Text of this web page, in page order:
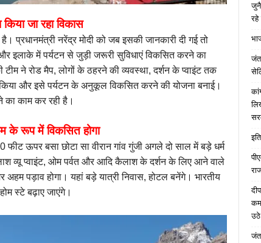
जा रहा विकास
प्रधानमंत्री नरेंद्र मोदी को जब इसकी जानकारी दी गई तो
इलाके में पर्यटन से जुड़ी जरूरी सुविधाएं विकसित करने का
टीम ने रोड मैप, लोगों के ठहरने की व्यवस्था, दर्शन के प्वाइंट तक
और इसे पर्यटन के अनुकूल विकसित करने की योजना बनाई।
का काम कर रही है।
के रूप में विकसित होगा
ऊपर बसा छोटा सा वीरान गांव गुंजी अगले दो साल में बड़े धर्म
व्यू प्वाइंट, ओम पर्वत और आदि कैलाश के दर्शन के लिए आने वाले
पड़ाव होगा। यहां बड़े यात्री निवास, होटल बनेंगे। भारतीय
स्टे बढ़ाए जाएंगे।
रहे